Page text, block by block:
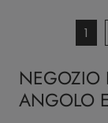
1
NEGOZIO
ANGOLO